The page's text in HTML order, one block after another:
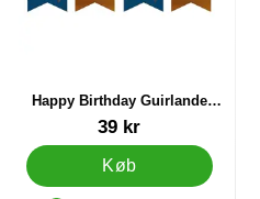
Happy Birthday Guirlande
Mørkeblå & Guld
39 kr
Køb